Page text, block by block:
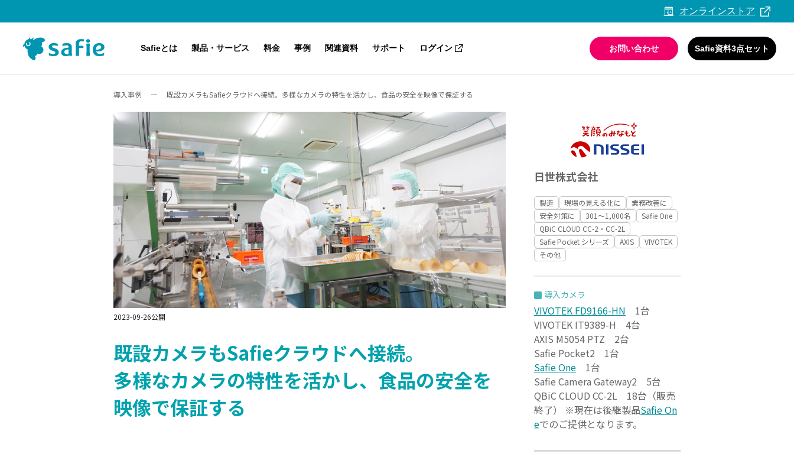
オンラインストア
Safieとは
よくあるご質問
Safie Viewer デモ体験
製品・サービス
Safie GOシリーズ
アプリケーション・オプション機能 Safie Manager
AI-App 人数カウント AI-App ナンバープレート認識
Safie Security Alert Safie Trail Station
Safie AI Studio
Safie Developers
料金 事例 関連資料 サポート ログイン お問い合わせ Safie資料3点セット
導入事例 ー 既設カメラもSafieクラウドへ接続。多様なカメラの特性を活かし、食品の安全を映像で保証する
2023-09-26公開
既設カメラもSafieクラウドへ接続。
多様なカメラの特性を活かし、食品の安全を
映像で保証する
日世株式会社
製造 現場の見える化に
業務改善に
安全対策に
301〜1,000名
Safie One
QBiC CLOUD CC-2・CC-2L
Safie Pocket シリーズ
AXIS
VIVOTEK
その他
導入カメラ
VIVOTEK FD9166-HN 1台
VIVOTEK IT9389-H 4台
AXIS M5054 PTZ 2台
Safie Pocket2 1台
Safie One 1台
Safie Camera Gateway2 5台
QBiC CLOUD CC-2L 18台（販売
終了） ※現在は後継製品Safie On
eでのご提供となります。